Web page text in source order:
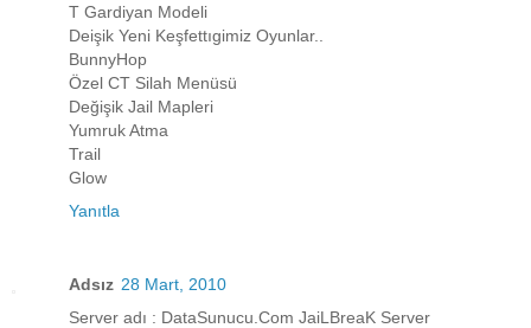
T Gardiyan Modeli
Deişik Yeni Keşfettıgimiz Oyunlar..
BunnyHop
Özel CT Silah Menüsü
Değişik Jail Mapleri
Yumruk Atma
Trail
Glow
Yanıtla
Adsız 28 Mart, 2010
Server adı : DataSunucu.Com JaiLBreaK Server